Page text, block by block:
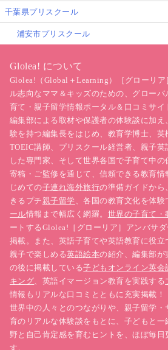
千葉県プリスクール
浦安市プリスクール
Glolea! について
Glolea!（Global＋Learning）［グローリ
ル志向なママ＆キッズのための、グロー
育て・親子留学情報ポータル＆口コミサイ
編集部による取材や保護者の体験談に加え
験を持つ編集長をはじめ、教育学博士、英
TOEIC講師、プリスクール経営者、親子
した専門家、そして世界各国で子育て中
寄稿・ご監修を通じて、信頼できる教育情
じめての子連れ海外旅行の準備ガイドから
きるプチ親子留学、各国の教育文化を体験
ール情報まで幅広く網羅。 世界の子育て・
ートするGlolea!［グローリア］アンバサ
掲載。また、英語子育てや英語教育に役立
親子で楽しめる英語絵本の紹介、編集部が
の後に掲載している子どもオンライン英会
キング、英語イマージョン教育を実践する
情報もリアルな口コミとともに充実掲載
世界中の人々とのつながりや、親子留学・
育のリアルな体験談をもとに、子どもと
野と自己肯定感を育むヒントを、ほぼ毎日
す。